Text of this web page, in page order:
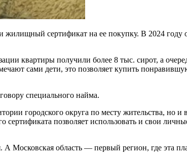
жилищный сертификат на ее покупку. В 2024 году
квартиры получили более 8 тыс. сирот, а
сами дети, это позволяет купить
специального найма.
городского округа по месту жительства, но и
позволяет использовать и свои
Московская область — первый регион, где эта